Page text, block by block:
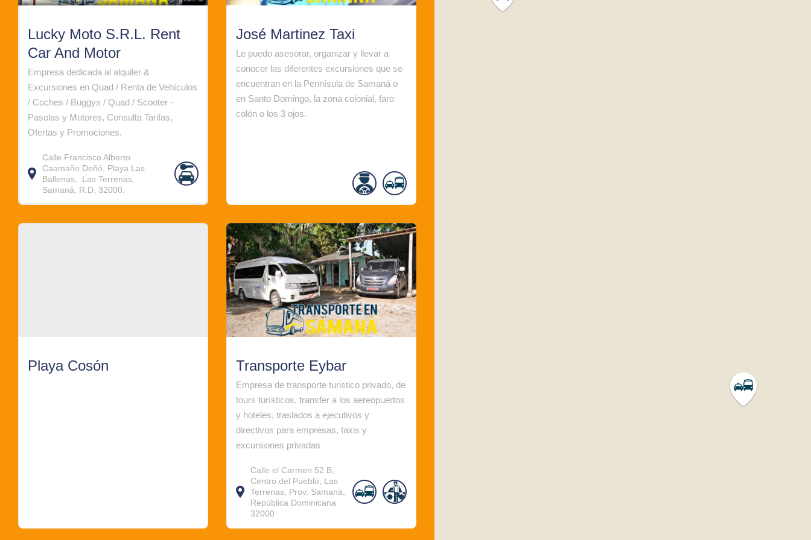
Lucky Moto S.R.L. Rent
Car And Motor
Empresa dedicada al alquiler &
Excursiones en Quad / Renta de Vehículos
/ Coches / Buggys / Quad / Scooter -
Pasolas y Motores, Consulta Tarifas,
Ofertas y Promociones.
Calle Francisco Alberto
Caamaño Deñó, Playa Las
Ballenas, Las Terrenas,
Samaná, R.D. 32000.
José Martinez Taxi
Le puedo asesorar, organizar y llevar a
conocer las diferentes excursiones que se
encuentran en la Pennísula de Samaná o
en Santo Domingo, la zona colonial, faro
colón o los 3 ojos.
Playa Cosón Transporte Eybar
Empresa de transporte turistico privado, de
tours turísticos, transfer a los aereopuertos
y hoteles, traslados a ejecutivos y
directivos para empresas, taxis y
excursiones privadas
Calle el Carmen 52 B,
Centro del Pueblo, Las
Terrenas, Prov. Samaná,
República Dominicana
32000